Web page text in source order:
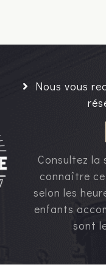
Nous vous
Consultez la
connaître
selon les
enfants
sont